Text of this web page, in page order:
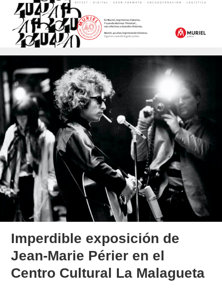
Imperdible exposición de
Jean-Marie Périer en el
Centro Cultural La Malagueta